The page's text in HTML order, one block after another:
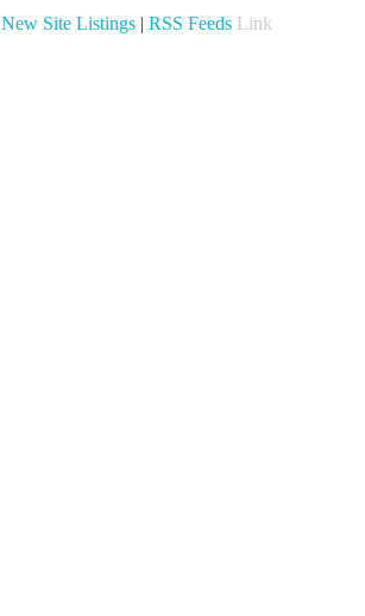
New Site Listings | RSS Feeds Link